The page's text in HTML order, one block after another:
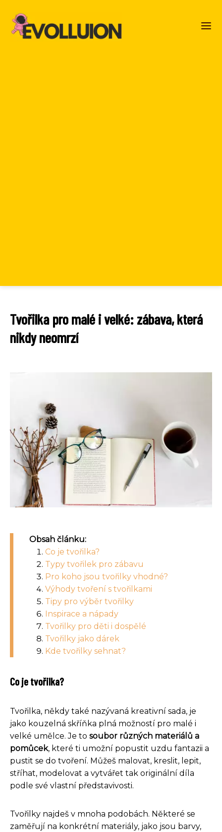
Tvořilka pro malé i velké: zábava, která
nikdy neomrzí
Obsah článku:
Co je tvořilka?
Typy tvořilek pro zábavu
Pro koho jsou tvořilky vhodné?
Výhody tvoření s tvořilkami
Tipy pro výběr tvořilky
Inspirace a nápady
Tvořilky pro děti i dospělé
Tvořilky jako dárek
Kde tvořilky sehnat?
Co je tvořilka?
Tvořilka, někdy také nazývaná kreativní sada, je
jako kouzelná skříňka plná možností pro malé i
velké umělce. Je to soubor různých materiálů a
pomůcek, které ti umožní popustit uzdu fantazii a
pustit se do tvoření. Můžeš malovat, kreslit, lepit,
stříhat, modelovat a vytvářet tak originální díla
podle své vlastní představivosti.
Tvořilky najdeš v mnoha podobách. Některé se
zaměřují na konkrétní materiály, jako jsou barvy,